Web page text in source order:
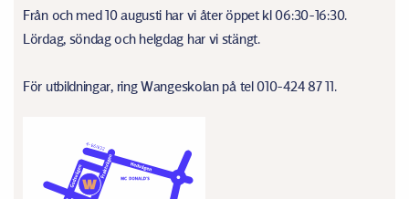
Från och med 10 augusti har vi åter öppet kl 06:30-16:30.
Lördag, söndag och helgdag har vi stängt.
För utbildningar, ring Wangeskolan på tel 010-424 87 11.